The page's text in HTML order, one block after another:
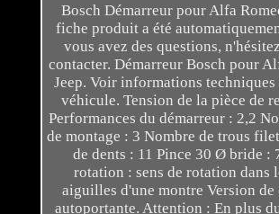
Bosch Démarreur pour Alfa
fiche produit a été
vous avez des questions,
contacter. Démarreur Bosch pour
Jeep. Voir informations techniques
véhicule. Tension de la pièce de
Performances du démarreur : 2,2
de montage : 3 Nombre de trous
de dents : 11 Pince 30 Ø bride :
rotation : sens de rotation dans
aiguilles d'une montre Version de
autoportante. Attention : En plus